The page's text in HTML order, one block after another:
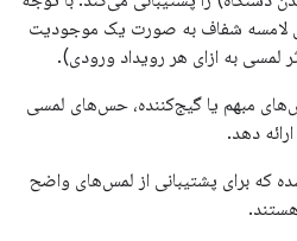
لامسه شفاف به صورت یک موجودیت
لمسی به ازای هر رویداد ورودی).
مبهم یا گیج‌کننده، حس‌های لمسی
دهد.
که برای پشتیبانی از لمس‌های واضح